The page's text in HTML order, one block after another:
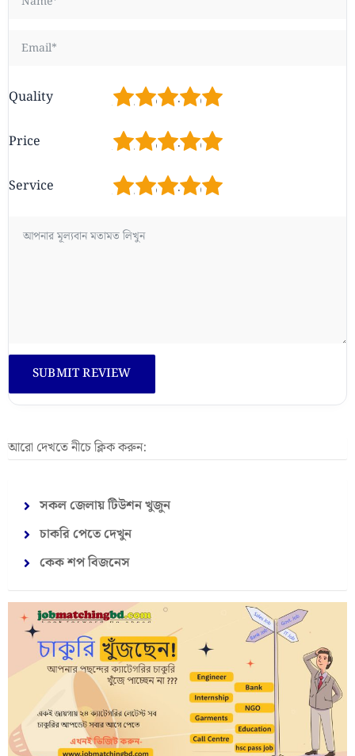
Quality 5
4
3
2
Price 5
4
3
2
Service 5
4
3
2
আরো দেখতে নীচে ক্লিক করুন:
সকল জেলায় টিউশন খুজুন
চাকরি পেতে দেখুন
কেক শপ বিজনেস